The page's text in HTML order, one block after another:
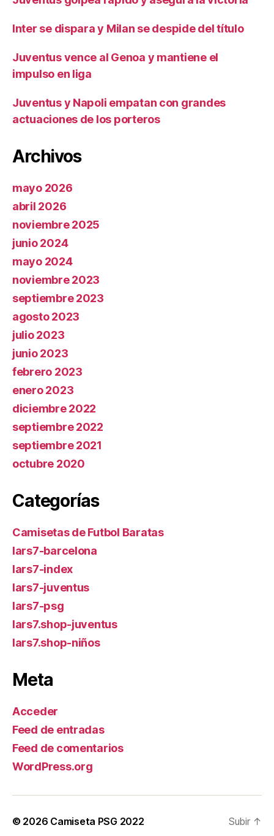
Inter se dispara y Milan se despide del título
Juventus vence al Genoa y mantiene el
impulso en liga
Juventus y Napoli empatan con grandes
actuaciones de los porteros
Archivos
mayo 2026
abril 2026
noviembre 2025
junio 2024
mayo 2024
noviembre 2023
septiembre 2023
agosto 2023
julio 2023
junio 2023
febrero 2023
enero 2023
diciembre 2022
septiembre 2022
septiembre 2021
octubre 2020
Categorías
Camisetas de Futbol Baratas
lars7-barcelona
lars7-index
lars7-juventus
lars7-psg
lars7.shop-juventus
lars7.shop-niños
Meta
Acceder
Feed de entradas
Feed de comentarios
WordPress.org
© 2026 Camiseta PSG 2022 Subir ↑